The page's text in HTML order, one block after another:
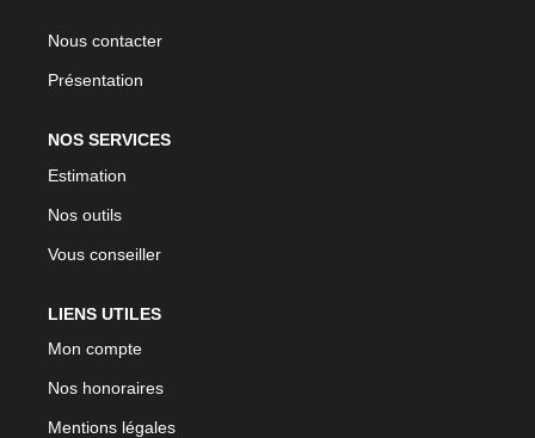
Nous contacter
Présentation
NOS SERVICES
Estimation
Nos outils
Vous conseiller
LIENS UTILES
Mon compte
Nos honoraires
Mentions légales